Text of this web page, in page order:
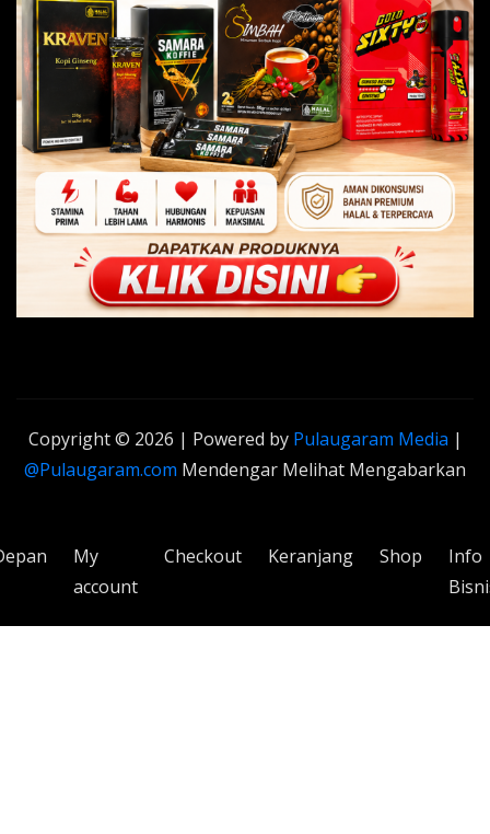
Copyright © 2026 | Powered by Pulaugaram Media |
@Pulaugaram.com Mendengar Melihat Mengabarkan
My
account
Checkout Keranjang Shop
Info